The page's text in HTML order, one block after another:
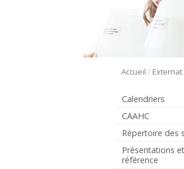
Accueil / Externat
Calendriers
CAAHC
Répertoire des
Présentations
référence